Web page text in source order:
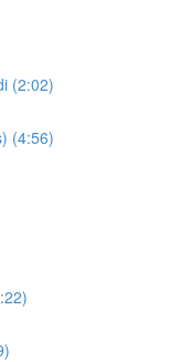
(2:02)
(4:56)